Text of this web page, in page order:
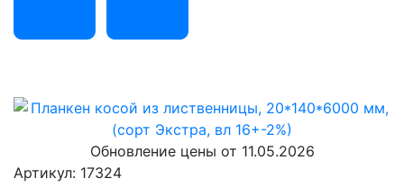
Обновление цены от 11.05.2026
Артикул: 17324